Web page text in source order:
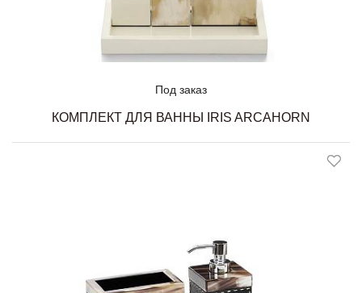
Под заказ
КОМПЛЕКТ ДЛЯ ВАННЫ IRIS ARCAHORN